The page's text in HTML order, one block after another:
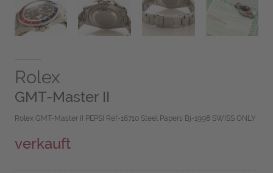
Rolex
GMT-Master II
Rolex GMT-Master II PEPSI Ref-16710 Steel Papers Bj-1998 SWISS ONLY
verkauft